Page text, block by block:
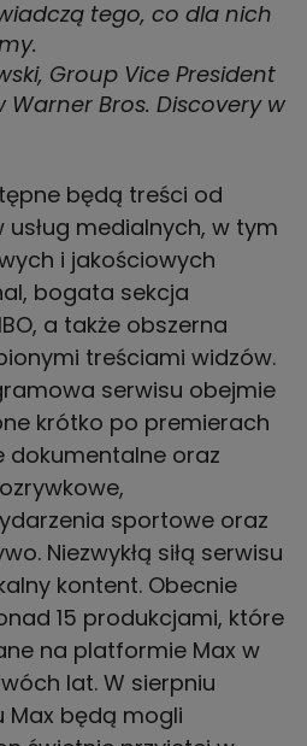
tego, co dla nich
Group Vice President
Warner Bros. Discovery w
będą treści od
medialnych, w tym
i jakościowych
bogata sekcja
a także obszerna
treściami widzów.
serwisu obejmie
krótko po premierach
dokumentalne oraz
sportowe oraz
Niezwykłą siłą serwisu
kontent. Obecnie
15 produkcjami, które
na platformie Max w
lat. W sierpniu
Max będą mogli